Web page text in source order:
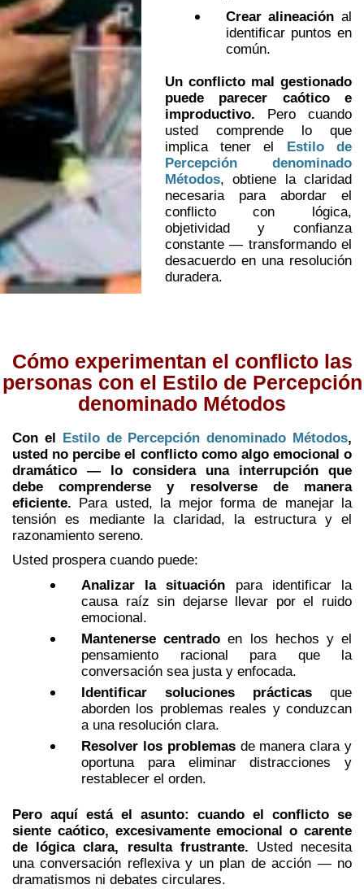
Crear alineación al
identificar puntos en
común.
Un conflicto mal gestionado
puede parecer caótico e
improductivo. Pero cuando
usted comprende lo que
implica tener el Estilo de
Percepción denominado
Métodos, obtiene la claridad
necesaria para abordar el
conflicto con lógica,
objetividad y confianza
constante — transformando el
desacuerdo en una resolución
duradera.
Cómo experimentan el conflicto las
personas con el Estilo de Percepción
denominado Métodos
Con el Estilo de Percepción denominado Métodos,
usted no percibe el conflicto como algo emocional o
dramático — lo considera una interrupción que
debe comprenderse y resolverse de manera
eficiente. Para usted, la mejor forma de manejar la
tensión es mediante la claridad, la estructura y el
razonamiento sereno.
Usted prospera cuando puede:
Analizar la situación para identificar la
causa raíz sin dejarse llevar por el ruido
emocional.
Mantenerse centrado en los hechos y el
pensamiento racional para que la
conversación sea justa y enfocada.
Identificar soluciones prácticas que
aborden los problemas reales y conduzcan
a una resolución clara.
Resolver los problemasde manera clara y
oportuna para eliminar distracciones y
restablecer el orden.
Pero aquí está el asunto: cuando el conflicto se
siente caótico, excesivamente emocional o carente
de lógica clara, resulta frustrante. Usted necesita
una conversación reflexiva y un plan de acción — no
dramatismos ni debates circulares.